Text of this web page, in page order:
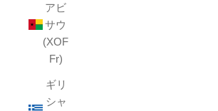
アビ
サウ
(XOF
Fr)
ギリ
シャ